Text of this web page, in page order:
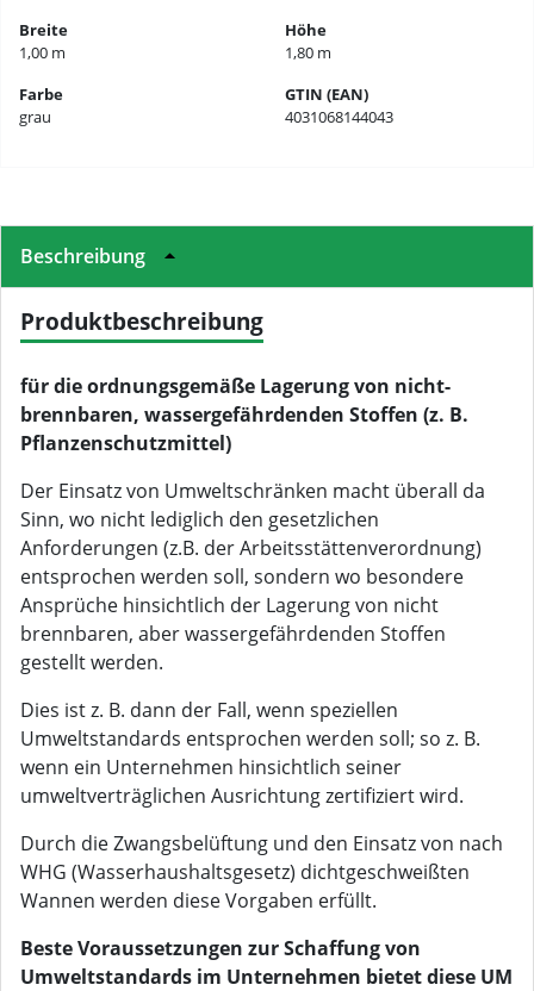
Breite
1,00 m
Höhe
1,80 m
Farbe
grau
GTIN (EAN)
4031068144043
Beschreibung
Produktbeschreibung
für die ordnungsgemäße Lagerung von nicht-
brennbaren, wassergefährdenden Stoffen (z. B.
Pflanzenschutzmittel)
Der Einsatz von Umweltschränken macht überall da
Sinn, wo nicht lediglich den gesetzlichen
Anforderungen (z.B. der Arbeitsstättenverordnung)
entsprochen werden soll, sondern wo besondere
Ansprüche hinsichtlich der Lagerung von nicht
brennbaren, aber wassergefährdenden Stoffen
gestellt werden.
Dies ist z. B. dann der Fall, wenn speziellen
Umweltstandards entsprochen werden soll; so z. B.
wenn ein Unternehmen hinsichtlich seiner
umweltverträglichen Ausrichtung zertifiziert wird.
Durch die Zwangsbelüftung und den Einsatz von nach
WHG (Wasserhaushaltsgesetz) dichtgeschweißten
Wannen werden diese Vorgaben erfüllt.
Beste Voraussetzungen zur Schaffung von
Umweltstandards im Unternehmen bietet diese UM